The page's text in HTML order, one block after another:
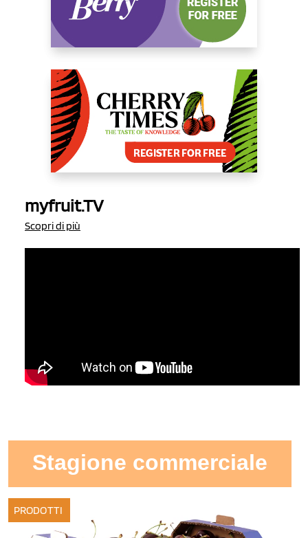
myfruit.TV
Scopri di più
Stagione commerciale
PRODOTTI